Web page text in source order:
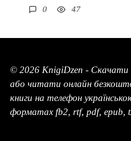
0 47
© 2026 KnigiDzen -
або читати онлайн
книги на телефон
форматах fb2, rtf, pdf, epub,